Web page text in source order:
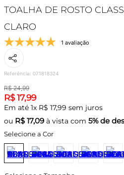
TOALHA DE ROSTO
CLARO
1 avaliação
Referência: 071818324
R$ 24,99
R$ 17,99
Em até 1x R$ 17,99 sem juros
ou R$ 17,09 à vista com 5% de
Selecione a Cor